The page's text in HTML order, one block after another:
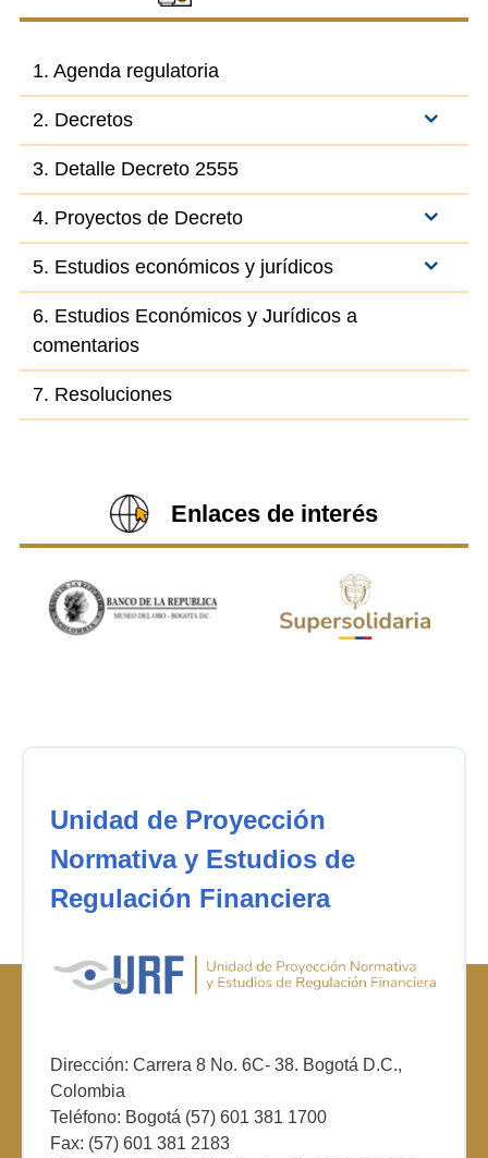
1. Agenda regulatoria
2. Decretos
3. Detalle Decreto 2555
4. Proyectos de Decreto
5. Estudios económicos y jurídicos
6. Estudios Económicos y Jurídicos a
comentarios
7. Resoluciones
Enlaces de interés
Unidad de Proyección
Normativa y Estudios de
Regulación Financiera
Dirección: Carrera 8 No. 6C- 38. Bogotá D.C.,
Colombia
Teléfono: Bogotá (57) 601 381 1700
Fax: (57) 601 381 2183